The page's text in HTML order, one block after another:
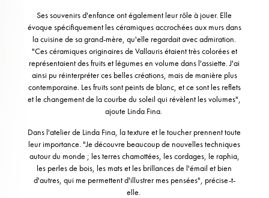
Ses souvenirs d'enfance ont également leur rôle à jouer. Elle
évoque spécifiquement les céramiques accrochées aux murs dans
la cuisine de sa grand-mère, qu'elle regardait avec admiration.
"Cescéramiquesoriginaires de Vallauris étaient très colorées et
représentaient des fruits et légumes en volume dans l'assiette. J'ai
ainsi pu réinterpréter ces belles créations, mais de manière plus
contemporaine. Les fruits sont peints de blanc, et ce sont les reflets
et le changement de la courbe du soleil qui révèlent les volumes",
ajoute Linda Fina.
Dans l'atelier de Linda Fina, la texture et le toucher prennent toute
leur importance. "Je découvre beaucoup de nouvelles techniques
autour du monde ; les terres chamottées, les cordages, le raphia,
les perles de bois, les mats et les brillances de l'émail et bien
d'autres, qui me permettent d'illustrer mes pensées", précise-t-
elle.